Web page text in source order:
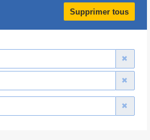
Supprimer tous